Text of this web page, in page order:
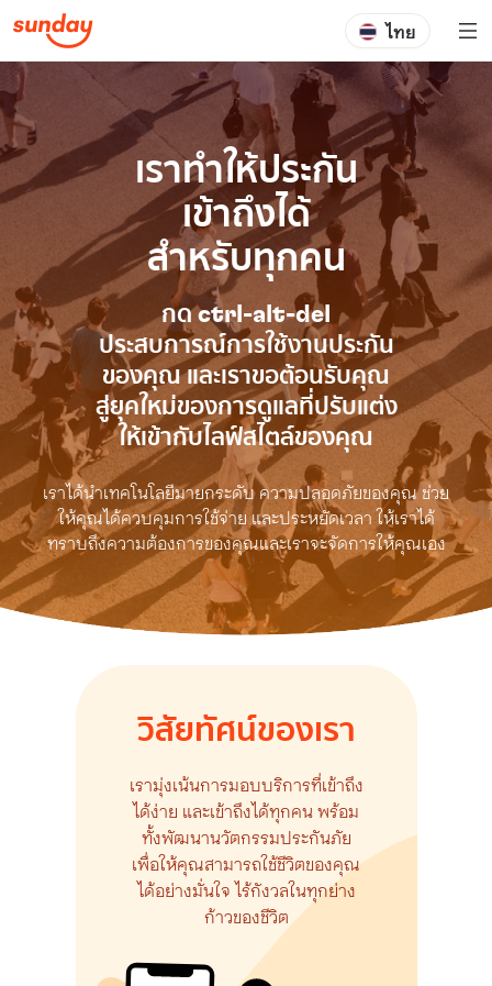
ไทย
เราทำให้ประกัน
เข้าถึงได้
สำหรับทุกคน
กด ctrl-alt-del
ประสบการณ์การใช้งานประกัน
ของคุณ และเราขอต้อนรับคุณ
สู่ยุคใหม่ของการดูแลที่ปรับแต่ง
ให้เข้ากับไลฟ์สไตล์ของคุณ
เราได้นำเทคโนโลยีมายกระดับ ความปลอดภัยของคุณ ช่วย
ให้คุณได้ควบคุมการใช้จ่าย และประหยัดเวลา ให้เราได้
ทราบถึงความต้องการของคุณและเราจะจัดการให้คุณเอง
วิสัยทัศน์ของเรา
เรามุ่งเน้นการมอบบริการที่เข้าถึง
ได้ง่าย และเข้าถึงได้ทุกคน พร้อม
ทั้งพัฒนานวัตกรรมประกันภัย
เพื่อให้คุณสามารถใช้ชีวิตของคุณ
ได้อย่างมั่นใจ ไร้กังวลในทุกย่าง
ก้าวของชีวิต